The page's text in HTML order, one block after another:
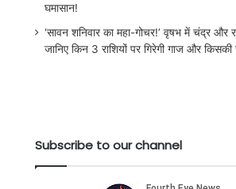
घमासान!
‘सावन शनिवार का महा-गोचर!’ वृषभ में चंद्र और
जानिए किन 3 राशियों पर गिरेगी गाज और
Subscribe to our channel